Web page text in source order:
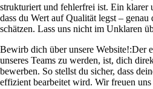
strukturiert und fehlerfrei ist. Ein klarer
dass du Wert auf Qualität legst –
schätzen. Lass uns nicht im Unklaren
Bewirb dich über unsere Website!:Der
unseres Teams zu werden, ist, dich
bewerben. So stellst du sicher, dass
effizient bearbeitet wird. Wir freuen